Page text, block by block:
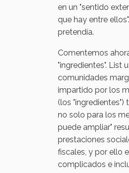
en un "sentido
que hay entre
pretendía.
Comentemos
"ingredientes". List
comunidades
impartido por los
(los
no solo para los
puede ampliar"
prestaciones
fiscales, y por ello
complicados e